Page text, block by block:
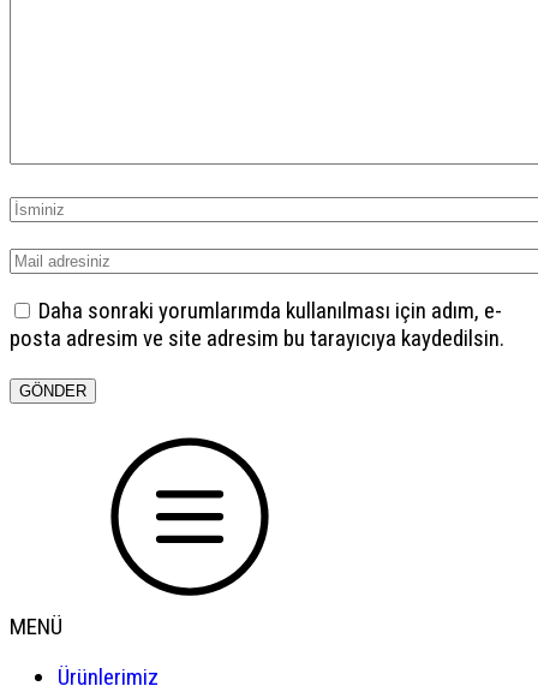
Daha sonraki yorumlarımda kullanılması için adım, e-
posta adresim ve site adresim bu tarayıcıya kaydedilsin.
MENÜ
Ürünlerimiz